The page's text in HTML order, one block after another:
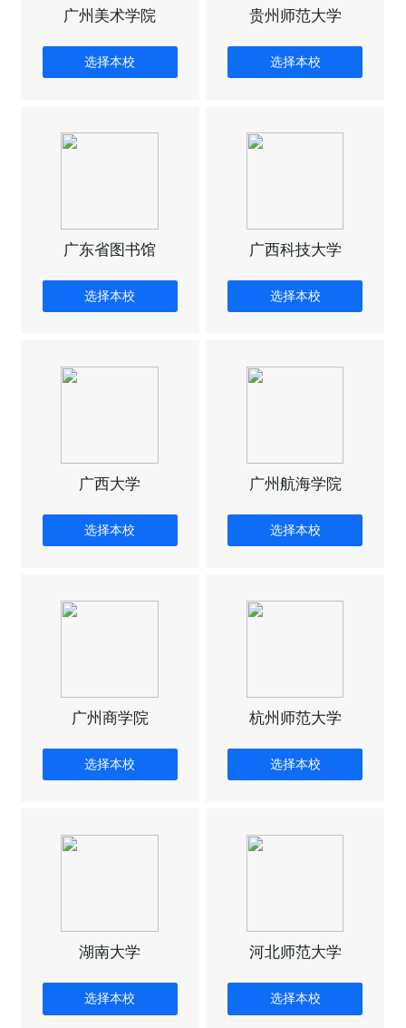
广州美术学院
选择本校
贵州师范大学
选择本校
广东省图书馆
选择本校
广西科技大学
选择本校
广西大学
选择本校
广州航海学院
选择本校
广州商学院
选择本校
杭州师范大学
选择本校
湖南大学
选择本校
河北师范大学
选择本校